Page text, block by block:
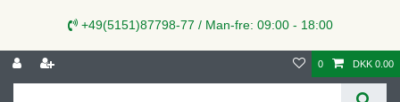
+49(5151)87798-77 / Man-fre: 09:00 - 18:00
0 DKK 0.00